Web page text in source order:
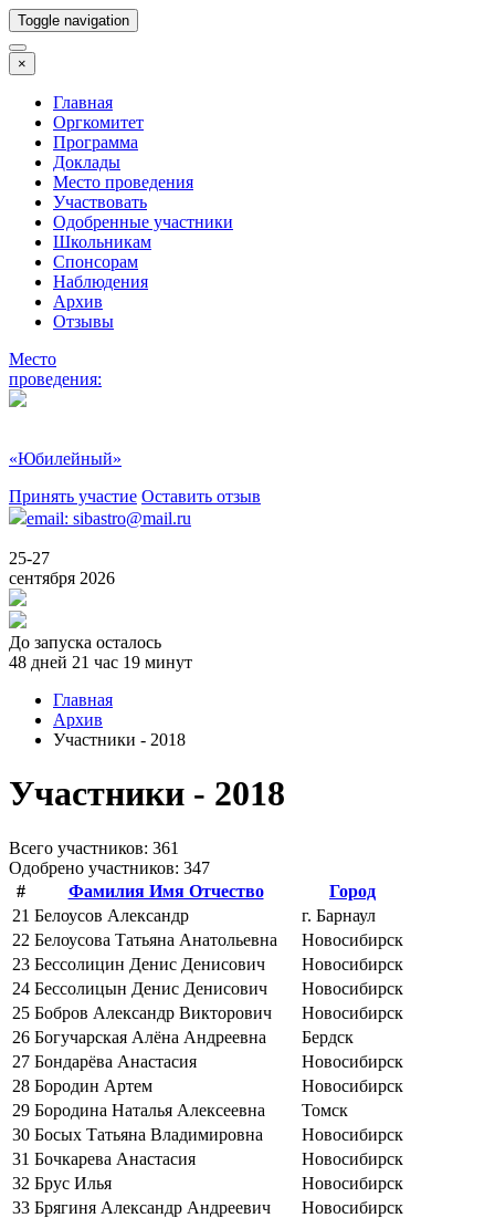
Toggle navigation
×
Главная
Оргкомитет
Программа
Доклады
Место проведения
Участвовать
Одобренные участники
Школьникам
Спонсорам
Наблюдения
Архив
Отзывы
Место
проведения:
«Юбилейный»
Принять участие Оставить отзыв
email: sibastro@mail.ru
25-27
сентября 2026
До запуска осталось
48 дней 21 час 19 минут
Главная
Архив
Участники - 2018
Участники - 2018
Всего учаcтников: 361
Одобрено участников: 347
#
Фамилия Имя Отчество
Город
21 Белоусов Александр
г. Барнаул
22 Белоусова Татьяна Анатольевна
Новосибирск
23 Бессолицин Денис Денисович
Новосибирск
24 Бессолицын Денис Денисович
Новосибирск
25 Бобров Александр Викторович
Новосибирск
26 Богучарская Алёна Андреевна
Бердск
27 Бондарёва Анастасия
Новосибирск
28 Бородин Артем
Новосибирск
29 Бородина Наталья Алексеевна
Томск
30 Босых Татьяна Владимировна
Новосибирск
31 Бочкарева Анастасия
Новосибирск
32 Брус Илья
Новосибирск
33 Брягиня Александр Андреевич
Новосибирск